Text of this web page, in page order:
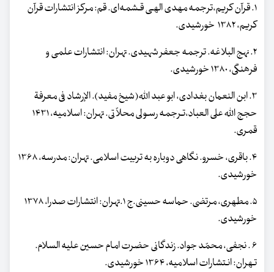
۱. قرآن کریم،ترجمه مهدی الهـی قـشمه‌ای. قم: مرکز انتشارات‌ قرآن‌
کریم‌، ۱۳۸۲ خورشیدی.
۲. نهج البلاغه. ترجمه جعفر شهیدی. تهران: انتشارات علمی و
فرهنگی، ۱۳۸۰ خورشیدی.
۳. ابن النعمان بغدادی، ابو عبد اللّه‌(شیخ مفید). الإرشاد فی معرفة
حجج اللّه علی العباد،تـرجمه رسـولی محلاّتی‌. تهران‌: اسلامیه، ۱۴۳۱
قمری.
۴. باقری، خسرو. نگاهی دوباره به تربیت اسلامی. تهران: مدرسه، ۱۳۶۸
خورشیدی.
۵. مطهری، مرتضی. حماسه حسینی.ج ۱.تهران: انتشارات صدرا، ۱۳۷۸
خورشیدی.
۶ . نجفی، محمّد جواد. زندگانی حضرت امام حسین علیه السلام.
تـهران: انـتشارات اسلامیه، ۱۳۶۴ خورشیدی.